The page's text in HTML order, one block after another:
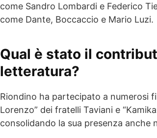
come Sandro Lombardi e Federico
come Dante, Boccaccio e Mario Luzi.
Qual è stato il
letteratura?
Riondino ha partecipato a numerosi
Lorenzo” dei fratelli Taviani e
consolidando la sua presenza anche